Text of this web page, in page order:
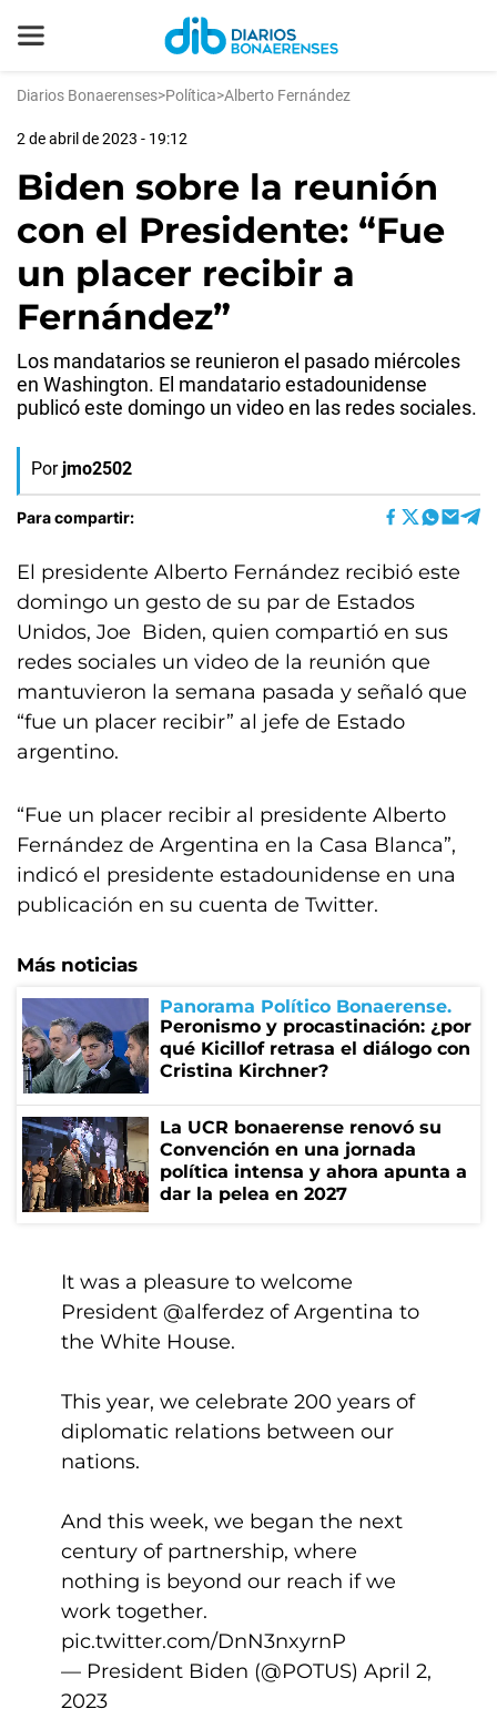
Diarios Bonaerenses>Política>Alberto Fernández
2 de abril de 2023 - 19:12
Biden sobre la reunión
con el Presidente: “Fue
un placer recibir a
Fernández”
Los mandatarios se reunieron el pasado miércoles
en Washington. El mandatario estadounidense
publicó este domingo un video en las redes sociales.
Por jmo2502
Para compartir:
El presidente Alberto Fernández recibió este
domingo un gesto de su par de Estados
Unidos, Joe Biden, quien compartió en sus
redes sociales un video de la reunión que
mantuvieron la semana pasada y señaló que
“fue un placer recibir” al jefe de Estado
argentino.
“Fue un placer recibir al presidente Alberto
Fernández de Argentina en la Casa Blanca”,
indicó el presidente estadounidense en una
publicación en su cuenta de Twitter.
Más noticias
Panorama Político Bonaerense
Peronismo y procastinación: ¿por
qué Kicillof retrasa el diálogo con
Cristina Kirchner?
La UCR bonaerense renovó su
Convención en una jornada
política intensa y ahora apunta a
dar la pelea en 2027
It was a pleasure to welcome
President @alferdez of Argentina to
the White House.
This year, we celebrate 200 years of
diplomatic relations between our
nations.
And this week, we began the next
century of partnership, where
nothing is beyond our reach if we
work together.
pic.twitter.com/DnN3nxyrnP
— President Biden (@POTUS) April 2,
2023